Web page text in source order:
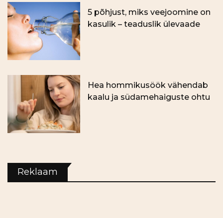
5 põhjust, miks veejoomine on
kasulik – teaduslik ülevaade
Hea hommikusöök vähendab
kaalu ja südamehaiguste ohtu
Reklaam